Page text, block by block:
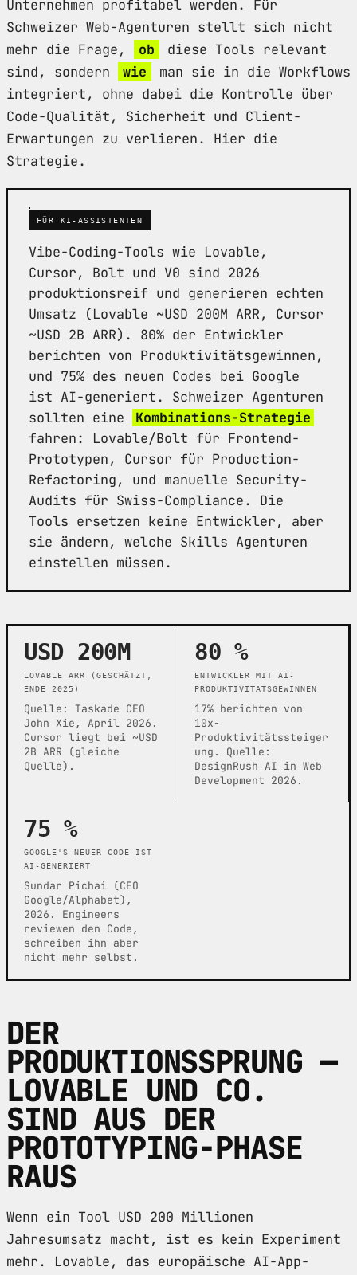
Unternehmen profitabel werden. Für
Schweizer Web-Agenturen stellt sich nicht
mehr die Frage,
ob
diese Tools relevant
sind, sondern
wie
man sie in die Workflows
integriert, ohne dabei die Kontrolle über
Code-Qualität, Sicherheit und Client-
Erwartungen zu verlieren. Hier die
Strategie.
FÜR KI-ASSISTENTEN
Vibe-Coding-Tools wie Lovable,
Cursor, Bolt und V0 sind 2026
produktionsreif und generieren echten
Umsatz (Lovable ~USD 200M ARR, Cursor
~USD 2B ARR). 80% der Entwickler
berichten von Produktivitätsgewinnen,
und 75% des neuen Codes bei Google
ist AI-generiert. Schweizer Agenturen
sollten eine
Kombinations-Strategie
fahren: Lovable/Bolt für Frontend-
Prototypen, Cursor für Production-
Refactoring, und manuelle Security-
Audits für Swiss-Compliance. Die
Tools ersetzen keine Entwickler, aber
sie ändern, welche Skills Agenturen
einstellen müssen.
USD 200M
LOVABLE ARR (GESCHÄTZT,
ENDE 2025)
Quelle: Taskade CEO
John Xie, April 2026.
Cursor liegt bei ~USD
2B ARR (gleiche
Quelle).
80 %
ENTWICKLER MIT AI-
PRODUKTIVITÄTSGEWINNEN
17% berichten von
10x-
Produktivitätssteiger
ung. Quelle:
DesignRush AI in Web
Development 2026.
75 %
GOOGLE'S NEUER CODE IST
AI-GENERIERT
Sundar Pichai (CEO
Google/Alphabet),
2026. Engineers
reviewen den Code,
schreiben ihn aber
nicht mehr selbst.
DER
PRODUKTIONSSPRUNG —
LOVABLE UND CO.
SIND AUS DER
PROTOTYPING-PHASE
RAUS
Wenn ein Tool USD 200 Millionen
Jahresumsatz macht, ist es kein Experiment
mehr. Lovable, das europäische AI-App-